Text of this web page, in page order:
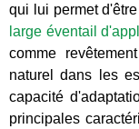
qui lui permet
large éventail
comme
naturel dans les
capacité
principales